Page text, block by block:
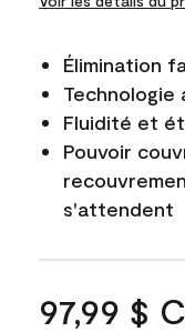
Élimination
Technologie
Fluidité et
Pouvoir
s'attendent
97,99 $